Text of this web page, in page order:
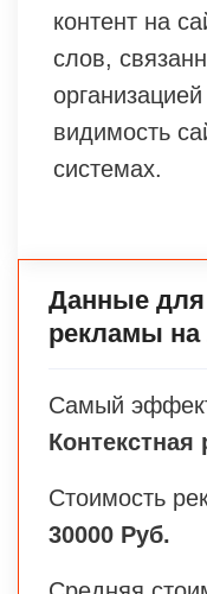
контент на
слов,
видимость
системах.
Данные для
рекламы на
Самый
Контекстная
Стоимость
30000 Руб.